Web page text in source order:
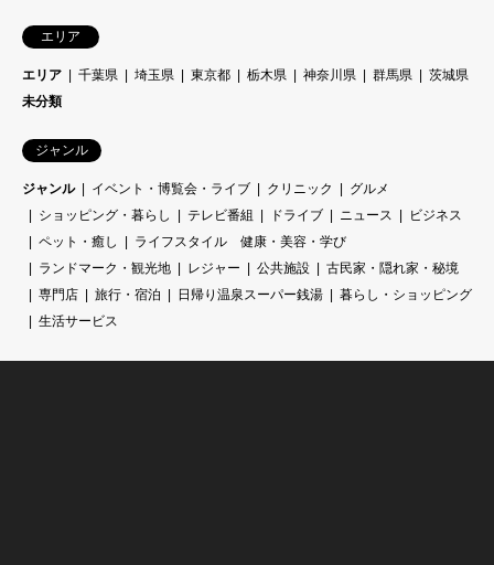
エリア
エリア 千葉県 埼玉県 東京都 栃木県 神奈川県 群馬県
茨城県
未分類
ジャンル
ジャンル イベント・博覧会・ライブ クリニック
グルメ
ショッピング・暮らし
テレビ番組 ドライブ ニュース
ビジネス
ペット・癒し
ライフスタイル 健康・美容・学び
ランドマーク・観光地
レジャー 公共施設
古民家・隠れ家・秘境
専門店
旅行・宿泊 日帰り温泉スーパー銭湯
暮らし・ショッピング
生活サービス